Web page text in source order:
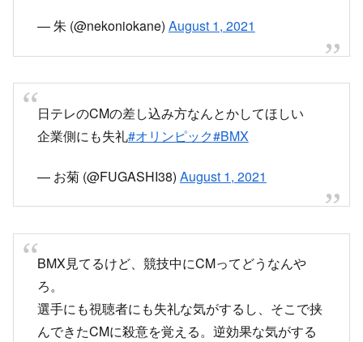
— 朱 (@nekoniokane) August 1, 2021
日テレのCMの差し込み方なんとかしてほしい
企業側にも失礼#オリンピック#BMX
— お菊 (@FUGASHI38) August 1, 2021
BMX見てるけど、競技中にCMってどうなんや
ろ。
選手にも視聴者にも失礼な気がするし、そこで挟
んできたCMに殺意を覚える。逆効果な気がする